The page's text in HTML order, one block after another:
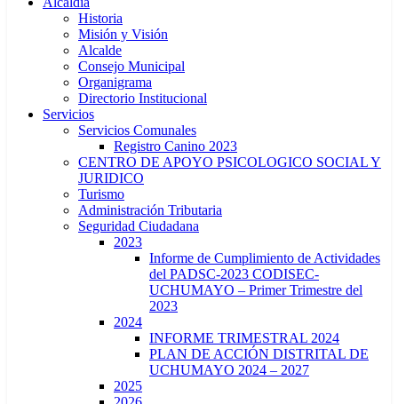
Historia
Misión y Visión
Alcalde
Consejo Municipal
Organigrama
Directorio Institucional
Servicios
Servicios Comunales
Registro Canino 2023
CENTRO DE APOYO PSICOLOGICO SOCIAL Y
JURIDICO
Turismo
Administración Tributaria
Seguridad Ciudadana
2023
Informe de Cumplimiento de Actividades
del PADSC-2023 CODISEC-
UCHUMAYO – Primer Trimestre del
2023
2024
INFORME TRIMESTRAL 2024
PLAN DE ACCIÓN DISTRITAL DE
UCHUMAYO 2024 – 2027
2025